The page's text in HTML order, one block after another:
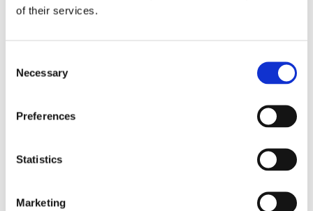
of their services.
Selection
Necessary
Preferences
Statistics
Marketing
26%Goedkoper
Lamination 200ml
Gudlox Gloss Glycolic Acid
Normale